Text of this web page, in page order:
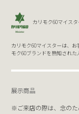
カリモク60マイス
カリモク60マイスターは、
モク60ブランドを熟知された
展示商品
※ご来店の際は、念のた